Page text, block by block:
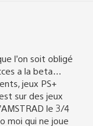
l’on soit obligé
a la beta…
jeux PS+
sur des jeux
le 3/4
moi qui ne joue